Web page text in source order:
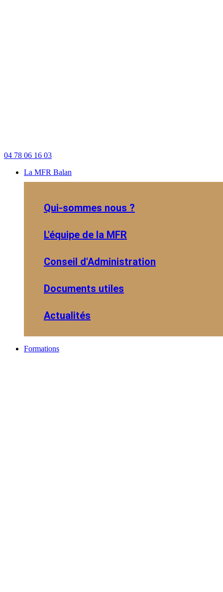
04 78 06 16 03
La MFR Balan
Qui-sommes nous ?
L'équipe de la MFR
Conseil d'Administration
Documents utiles
Actualités
Formations